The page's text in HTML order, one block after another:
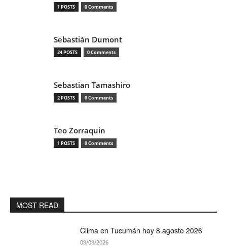
1 POSTS 0 Comments
Sebastián Dumont
24 POSTS 0 Comments
Sebastian Tamashiro
2 POSTS 0 Comments
Teo Zorraquin
1 POSTS 0 Comments
MOST READ
Clima en Tucumán hoy 8 agosto 2026
08/08/2026